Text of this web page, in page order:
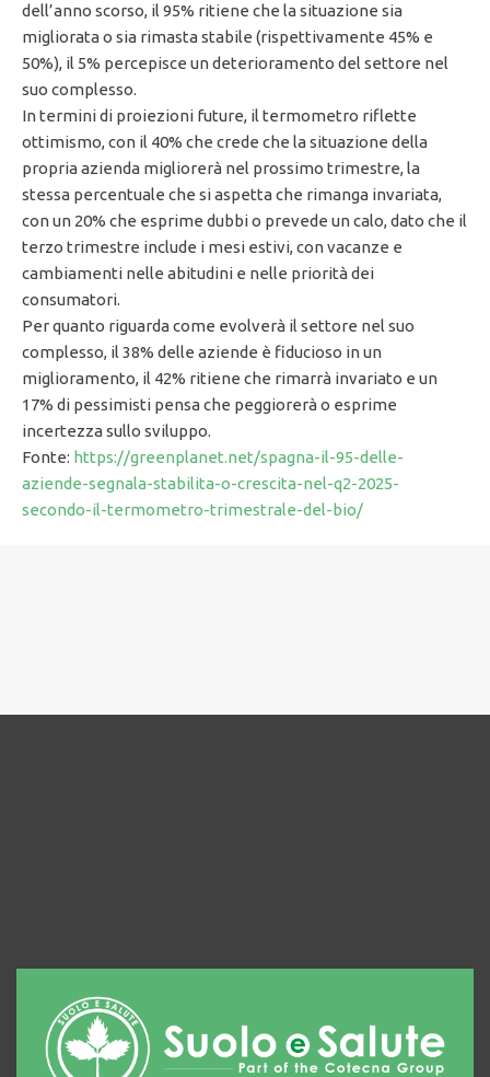
dell’anno scorso, il 95% ritiene che la situazione sia
migliorata o sia rimasta stabile (rispettivamente 45% e
50%), il 5% percepisce un deterioramento del settore nel
suo complesso.
In termini di proiezioni future, il termometro riflette
ottimismo, con il 40% che crede che la situazione della
propria azienda migliorerà nel prossimo trimestre, la
stessa percentuale che si aspetta che rimanga invariata,
con un 20% che esprime dubbi o prevede un calo, dato che il
terzo trimestre include i mesi estivi, con vacanze e
cambiamenti nelle abitudini e nelle priorità dei
consumatori.
Per quanto riguarda come evolverà il settore nel suo
complesso, il 38% delle aziende è fiducioso in un
miglioramento, il 42% ritiene che rimarrà invariato e un
17% di pessimisti pensa che peggiorerà o esprime
incertezza sullo sviluppo.
Fonte: https://greenplanet.net/spagna-il-95-delle-
aziende-segnala-stabilita-o-crescita-nel-q2-2025-
secondo-il-termometro-trimestrale-del-bio/